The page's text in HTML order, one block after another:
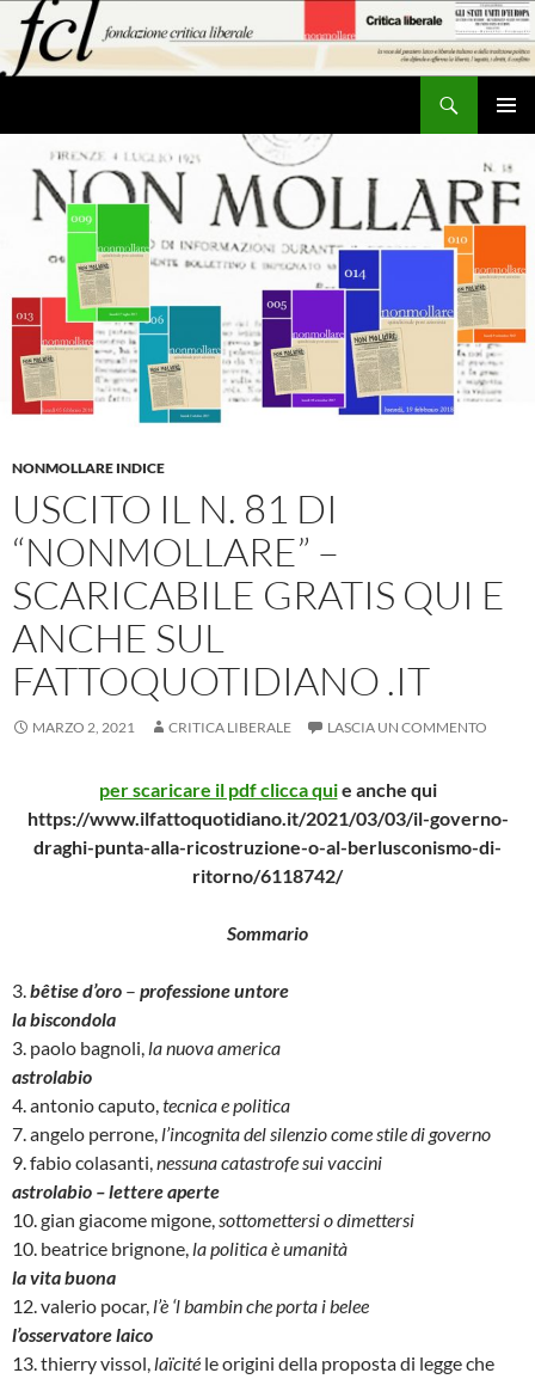
contenuto
NONMOLLARE INDICE
USCITO IL N. 81 DI
“NONMOLLARE” –
SCARICABILE GRATIS QUI E
ANCHE SUL
FATTOQUOTIDIANO .IT
MARZO 2, 2021 CRITICA LIBERALE LASCIA UN COMMENTO
per scaricare il pdf clicca quie anche qui
https://www.ilfattoquotidiano.it/2021/03/03/il-governo-
draghi-punta-alla-ricostruzione-o-al-berlusconismo-di-
ritorno/6118742/
Sommario
3. bêtise d’oro – professione untore
la biscondola
3. paolo bagnoli, la nuova america
astrolabio
4. antonio caputo, tecnica e politica
7. angelo perrone, l’incognita del silenzio come stile di governo
9. fabio colasanti, nessuna catastrofe sui vaccini
astrolabio – lettere aperte
10. gian giacome migone, sottomettersi o dimettersi
10. beatrice brignone, la politica è umanità
la vita buona
12. valerio pocar, l’è ‘l bambin che porta i belee
l’osservatore laico
13. thierry vissol, laïcité le origini della proposta di legge che